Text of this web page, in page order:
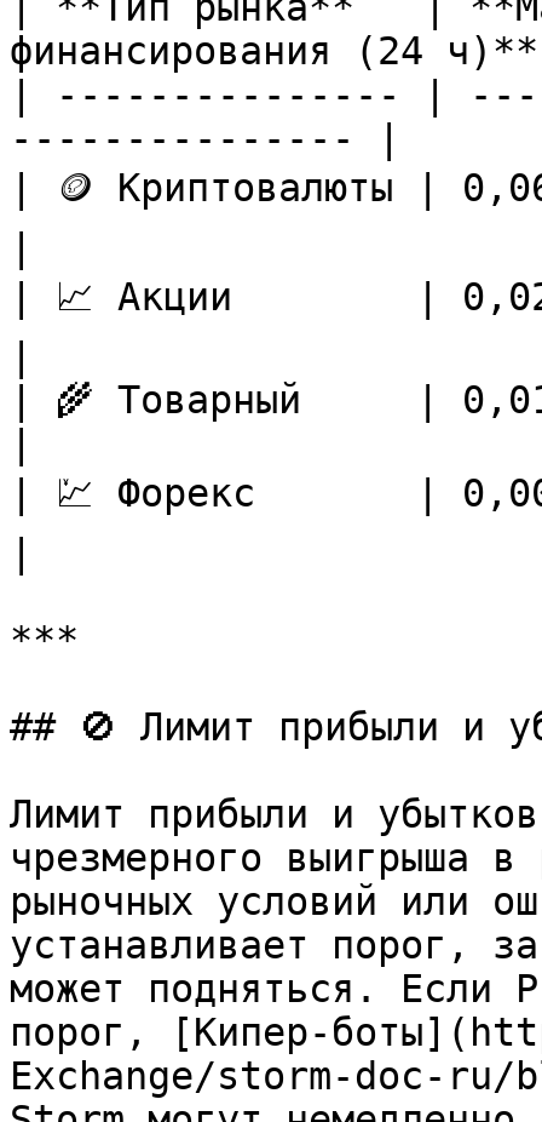
финансирования (24
| --------------- |
--------------- |
| 🪙 Криптовалюты |
| 📈 Акции        |
| 🌾 Товарный     |
| 💹 Форекс       |
***
## 🚫 Лимит прибыли и
Лимит прибыли и
чрезмерного выигрыша в
рыночных условий или
устанавливает порог,
может подняться. Если
порог, [Кипер-
Exchange/storm-doc-ru/